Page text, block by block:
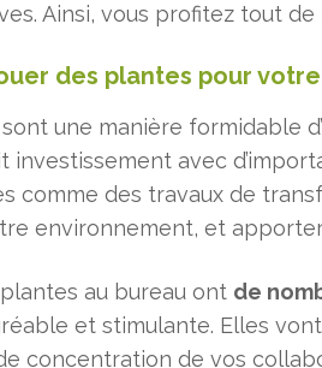
Ainsi, vous profitez tout de
des plantes pour votre
une manière formidable d’
investissement avec
comme des travaux de
environnement, et
au bureau ont de
et stimulante. Elles
concentration de vos